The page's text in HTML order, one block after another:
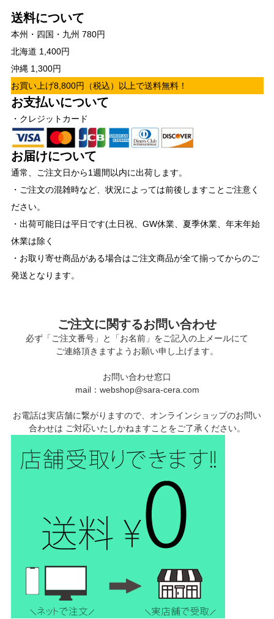
送料について
本州・四国・九州 780円
北海道 1,400円
沖縄 1,300円
お買い上げ8,800円（税込）以上で送料無料！
お支払いについて
・クレジットカード
お届けについて
通常、ご注文日から1週間以内に出荷します。
・ご注文の混雑時など、状況によっては前後しますことご注意く
ださい。
・出荷可能日は平日です(土日祝、GW休業、夏季休業、年末年始
休業は除く
・お取り寄せ商品がある場合はご注文商品が全て揃ってからのご
発送となります。
ご注文に関するお問い合わせ
必ず「ご注文番号」と「お名前」をご記入の上メールにて
ご連絡頂きますようお願い申し上げます。
お問い合わせ窓口
mail：webshop@sara-cera.com
お電話は実店舗に繋がりますので、オンラインショップのお問い
合わせは ご対応いたしかねますことをご了承ください。